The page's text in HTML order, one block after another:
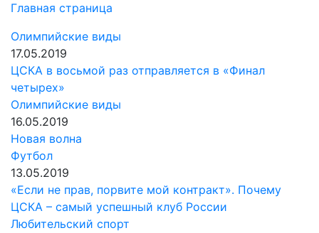
Главная страница
Олимпийские виды
17.05.2019
ЦСКА в восьмой раз отправляется в «Финал
четырех»
Олимпийские виды
16.05.2019
Новая волна
Футбол
13.05.2019
«Если не прав, порвите мой контракт». Почему
ЦСКА – самый успешный клуб России
Любительский спорт